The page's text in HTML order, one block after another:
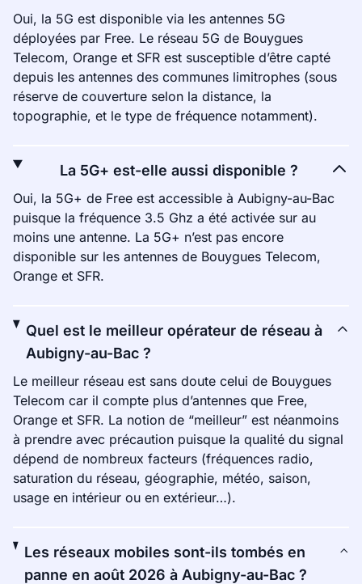
Oui, la 5G est disponible via les antennes 5G
déployées par Free. Le réseau 5G de Bouygues
Telecom, Orange et SFR est susceptible d’être capté
depuis les antennes des communes limitrophes (sous
réserve de couverture selon la distance, la
topographie, et le type de fréquence notamment).
La 5G+ est-elle aussi disponible ?
Oui, la 5G+ de Free est accessible à Aubigny-au-Bac
puisque la fréquence 3.5 Ghz a été activée sur au
moins une antenne. La 5G+ n’est pas encore
disponible sur les antennes de Bouygues Telecom,
Orange et SFR.
Quel est le meilleur opérateur de réseau à
Aubigny-au-Bac ?
Le meilleur réseau est sans doute celui de Bouygues
Telecom car il compte plus d’antennes que Free,
Orange et SFR. La notion de “meilleur” est néanmoins
à prendre avec précaution puisque la qualité du signal
dépend de nombreux facteurs (fréquences radio,
saturation du réseau, géographie, météo, saison,
usage en intérieur ou en extérieur…).
Les réseaux mobiles sont-ils tombés en
panne en août 2026 à Aubigny-au-Bac ?